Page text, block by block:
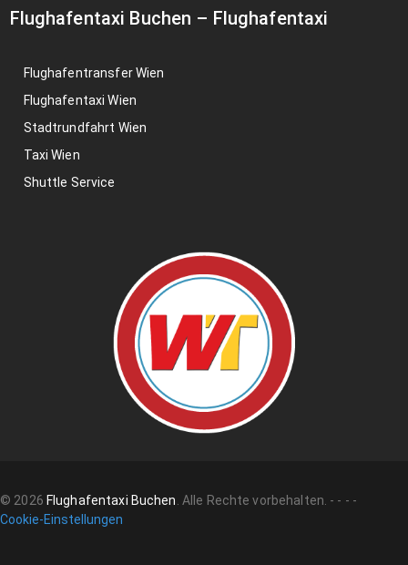
Flughafentaxi Buchen – Flughafentaxi
Flughafentransfer Wien
Flughafentaxi Wien
Stadtrundfahrt Wien
Taxi Wien
Shuttle Service
© 2026 Flughafentaxi Buchen. Alle Rechte vorbehalten. - - - -
Cookie-Einstellungen